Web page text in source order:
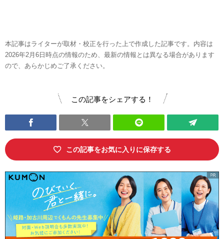
本記事はライターが取材・校正を行った上で作成した記事です。内容は
2026年2月6日時点の情報のため、最新の情報とは異なる場合があります
ので、あらかじめご了承ください。
この記事をシェアする！
この記事をお気に入りに保存する